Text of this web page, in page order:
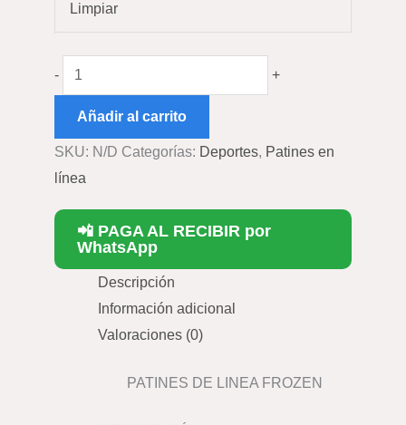
Limpiar
- +
Añadir al carrito
SKU: N/D Categorías: Deportes, Patines en
línea
📲 PAGA AL RECIBIR por
WhatsApp
Descripción
Información adicional
Valoraciones (0)
PATINES DE LINEA FROZEN